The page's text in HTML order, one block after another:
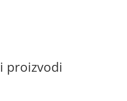
proizvodi